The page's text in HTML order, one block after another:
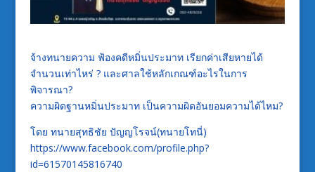
จ้างทนายความ ฟ้องคดีหมิ่นประมาท เรียกค่าเสียหายได้
จำนวนเท่าไหร่ ? และศาลใช้หลักเกณฑ์อะไรในการ
พิจารณา?
ความผิดฐานหมิ่นประมาท เป็นความผิดอันยอมความได้ไหม?
โดย ทนายสุทธิชัย ปัญญโรจน์(ทนายโทนี่)
https://www.facebook.com/profile.php?
id=61570145816740